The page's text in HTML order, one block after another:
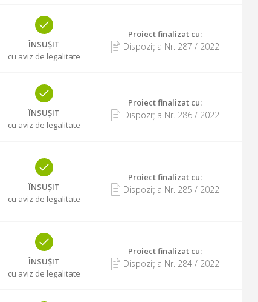
ÎNSUȘIT
cu aviz de legalitate
Proiect finalizat cu:
Dispoziția Nr. 287 / 2022
ÎNSUȘIT
cu aviz de legalitate
Proiect finalizat cu:
Dispoziția Nr. 286/ 2022
ÎNSUȘIT
cu aviz de legalitate
Proiect finalizat cu:
Dispoziția Nr. 285 / 2022
ÎNSUȘIT
cu aviz de legalitate
Proiect finalizat cu:
Dispoziția Nr. 284/ 2022